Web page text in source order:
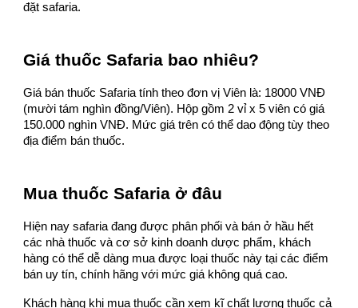
đặt safaria.
Giá thuốc Safaria bao nhiêu?
Giá bán thuốc Safaria tính theo đơn vị Viên là: 18000 VNĐ
(mười tám nghìn đồng/Viên). Hộp gồm 2 vỉ x 5 viên có giá
150.000 nghìn VNĐ. Mức giá trên có thể dao động tùy theo
địa điểm bán thuốc.
Mua thuốc Safaria ở đâu
Hiện nay safaria đang được phân phối và bán ở hầu hết
các nhà thuốc và cơ sở kinh doanh dược phẩm, khách
hàng có thể dễ dàng mua được loại thuốc này tại các điểm
bán uy tín, chính hãng với mức giá không quá cao.
Khách hàng khi mua thuốc cần xem kĩ chất lượng thuốc cả